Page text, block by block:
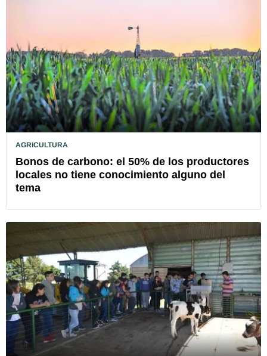
AGRICULTURA
Bonos de carbono: el 50% de los productores
locales no tiene conocimiento alguno del
tema